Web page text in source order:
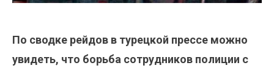
По сводке рейдов в турецкой прессе можно
увидеть, что борьба сотрудников полиции с